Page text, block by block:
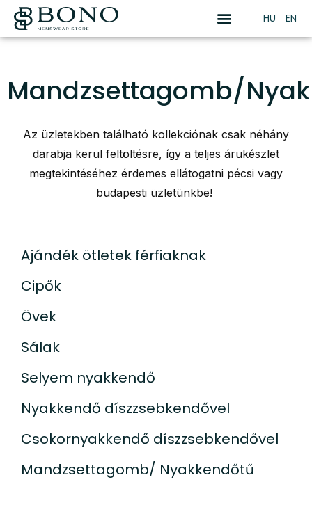
HU EN
Mandzsettagomb/
Az üzletekben található kollekciónak csak néhány
darabja kerül feltöltésre, így a teljes árukészlet
megtekintéséhez érdemes ellátogatni pécsi vagy
budapesti üzletünkbe!
Ajándék ötletek férfiaknak
Cipők
Övek
Sálak
Selyem nyakkendő
Nyakkendő díszzsebkendővel
Csokornyakkendő díszzsebkendővel
Mandzsettagomb/ Nyakkendőtű